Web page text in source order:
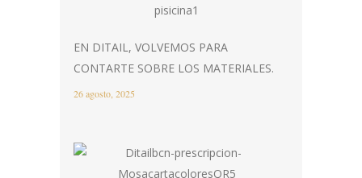
EN DITAIL, VOLVEMOS PARA
CONTARTE SOBRE LOS MATERIALES.
26 agosto, 2025